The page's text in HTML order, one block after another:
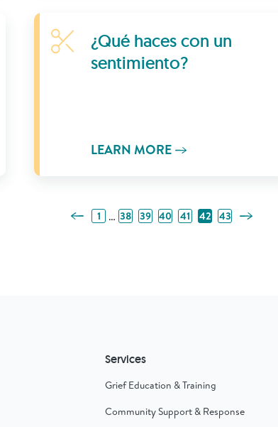
Learn More¿Qué haces con un
sentimiento?
LEARN MORE
Previous Page
1 … 38 39 40 41 42 43 Next Page
Services
Grief Education & Training
Community Support & Response